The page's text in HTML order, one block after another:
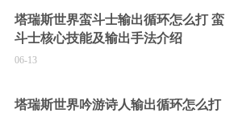
塔瑞斯世界蛮斗士输出循环怎么打 蛮
斗士核心技能及输出手法介绍
06-13
塔瑞斯世界吟游诗人输出循环怎么打